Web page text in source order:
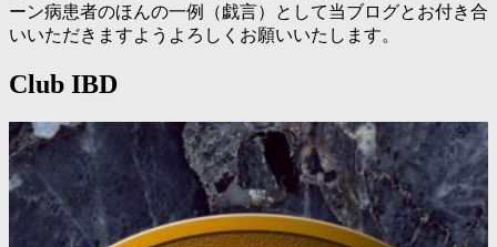
ーン病患者のほんの一例（戯言）として当ブログとお付き合
いいただきますようよろしくお願いいたします。
Club IBD